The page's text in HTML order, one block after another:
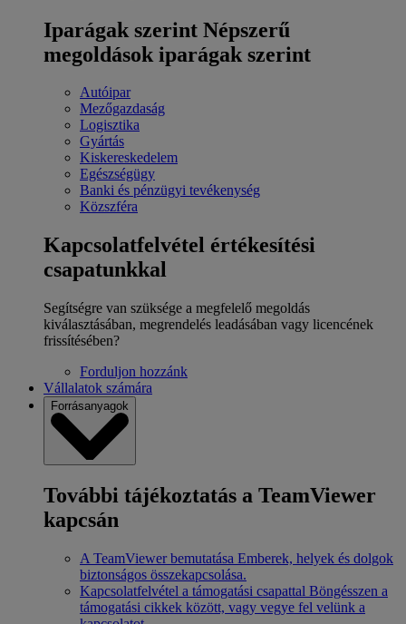
Iparágak szerint Népszerű
megoldások iparágak szerint
Autóipar
Mezőgazdaság
Logisztika
Gyártás
Kiskereskedelem
Egészségügy
Banki és pénzügyi tevékenység
Közszféra
Kapcsolatfelvétel értékesítési
csapatunkkal
Segítségre van szüksége a megfelelő megoldás
kiválasztásában, megrendelés leadásában vagy licencének
frissítésében?
Forduljon hozzánk
Vállalatok számára
Forrásanyagok
További tájékoztatás a TeamViewer
kapcsán
A TeamViewer bemutatása Emberek, helyek és dolgok
biztonságos összekapcsolása.
Kapcsolatfelvétel a támogatási csapattal Böngésszen a
támogatási cikkek között, vagy vegye fel velünk a